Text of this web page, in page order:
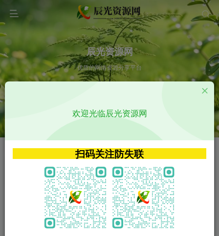
辰光资源网
优质的网络资源分享平台
VIP特权介绍 APP源码
VIP特权介绍
火
VIP特权介绍
影视源码
影视源码
欢迎光临辰光资源网
扫码关注防失联